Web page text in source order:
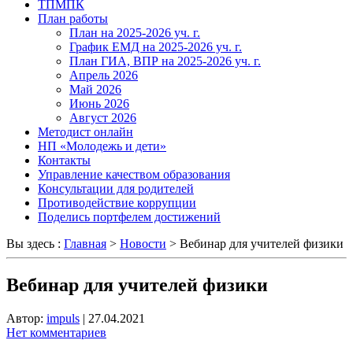
ТПМПК
План работы
План на 2025-2026 уч. г.
График ЕМД на 2025-2026 уч. г.
План ГИА, ВПР на 2025-2026 уч. г.
Апрель 2026
Май 2026
Июнь 2026
Август 2026
Методист онлайн
НП «Молодежь и дети»
Контакты
Управление качеством образования
Консультации для родителей
Противодействие коррупции
Поделись портфелем достижений
Вы здесь : Главная > Новости > Вебинар для учителей физики
Вебинар для учителей физики
Автор: impuls | 27.04.2021
Нет комментариев